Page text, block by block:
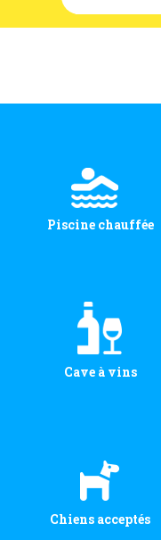
Piscine chauffée
Cave à vins
Chiens acceptés